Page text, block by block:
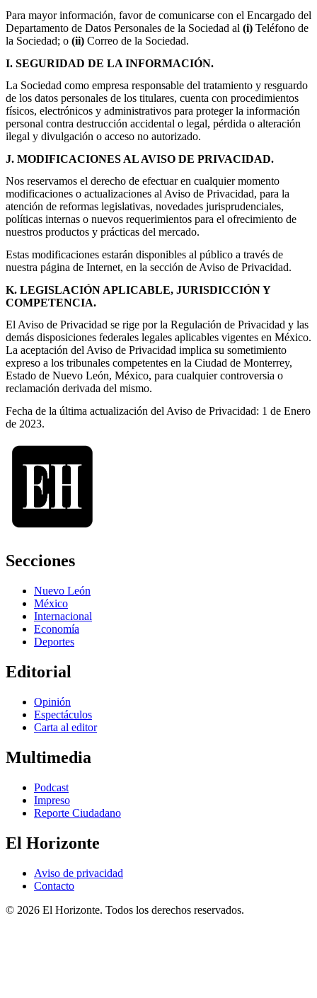
Para mayor información, favor de comunicarse con el Encargado del
Departamento de Datos Personales de la Sociedad al (i) Teléfono de
la Sociedad; o (ii) Correo de la Sociedad.
I. SEGURIDAD DE LA INFORMACIÓN.
La Sociedad como empresa responsable del tratamiento y resguardo
de los datos personales de los titulares, cuenta con procedimientos
físicos, electrónicos y administrativos para proteger la información
personal contra destrucción accidental o legal, pérdida o alteración
ilegal y divulgación o acceso no autorizado.
J. MODIFICACIONES AL AVISO DE PRIVACIDAD.
Nos reservamos el derecho de efectuar en cualquier momento
modificaciones o actualizaciones al Aviso de Privacidad, para la
atención de reformas legislativas, novedades jurisprudenciales,
políticas internas o nuevos requerimientos para el ofrecimiento de
nuestros productos y prácticas del mercado.
Estas modificaciones estarán disponibles al público a través de
nuestra página de Internet, en la sección de Aviso de Privacidad.
K. LEGISLACIÓN APLICABLE, JURISDICCIÓN Y
COMPETENCIA.
El Aviso de Privacidad se rige por la Regulación de Privacidad y las
demás disposiciones federales legales aplicables vigentes en México.
La aceptación del Aviso de Privacidad implica su sometimiento
expreso a los tribunales competentes en la Ciudad de Monterrey,
Estado de Nuevo León, México, para cualquier controversia o
reclamación derivada del mismo.
Fecha de la última actualización del Aviso de Privacidad: 1 de Enero
de 2023.
Secciones
Nuevo León
México
Internacional
Economía
Deportes
Editorial
Opinión
Espectáculos
Carta al editor
Multimedia
Podcast
Impreso
Reporte Ciudadano
El Horizonte
Aviso de privacidad
Contacto
© 2026 El Horizonte. Todos los derechos reservados.